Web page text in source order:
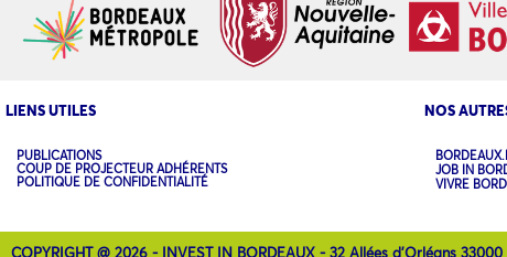
LIENS UTILES
PUBLICATIONS
COUP DE PROJECTEUR ADHÉRENTS
POLITIQUE DE CONFIDENTIALITÉ
NOS
JOB IN
VIVRE
COPYRIGHT @ 2026 - INVEST IN BORDEAUX - 32 Allées d'Orléans